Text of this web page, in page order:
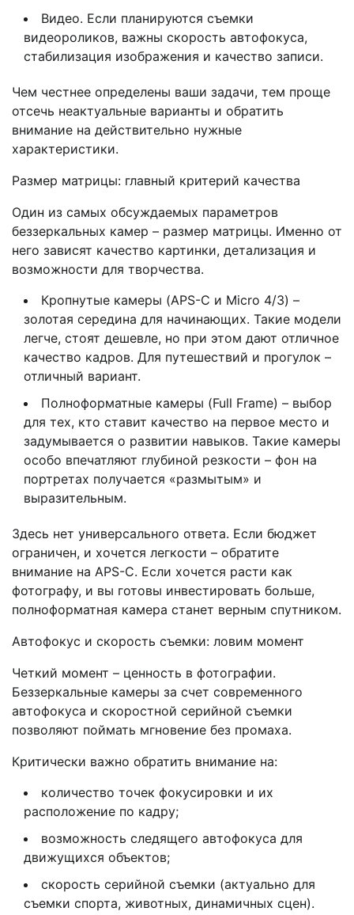
Видео. Если планируются съемки
видеороликов, важны скорость автофокуса,
стабилизация изображения и качество записи.
Чем честнее определены ваши задачи, тем проще
отсечь неактуальные варианты и обратить
внимание на действительно нужные
характеристики.
Размер матрицы: главный критерий качества
Один из самых обсуждаемых параметров
беззеркальных камер – размер матрицы. Именно от
него зависят качество картинки, детализация и
возможности для творчества.
Кропнутые камеры (APS-C и Micro 4/3) –
золотая середина для начинающих. Такие модели
легче, стоят дешевле, но при этом дают отличное
качество кадров. Для путешествий и прогулок –
отличный вариант.
Полноформатные камеры (Full Frame) – выбор
для тех, кто ставит качество на первое место и
задумывается о развитии навыков. Такие камеры
особо впечатляют глубиной резкости – фон на
портретах получается «размытым» и
выразительным.
Здесь нет универсального ответа. Если бюджет
ограничен, и хочется легкости – обратите
внимание на APS-C. Если хочется расти как
фотографу, и вы готовы инвестировать больше,
полноформатная камера станет верным спутником.
Автофокус и скорость съемки: ловим момент
Четкий момент – ценность в фотографии.
Беззеркальные камеры за счет современного
автофокуса и скоростной серийной съемки
позволяют поймать мгновение без промаха.
Критически важно обратить внимание на:
количество точек фокусировки и их
расположение по кадру;
возможность следящего автофокуса для
движущихся объектов;
скорость серийной съемки (актуально для
съемки спорта, животных, динамичных сцен).